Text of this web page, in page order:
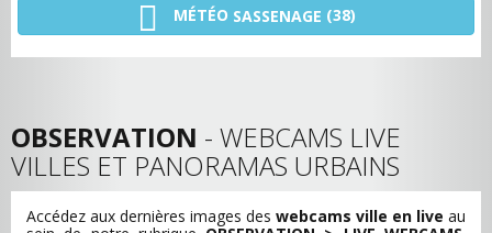
MÉTÉO SASSENAGE (38)
OBSERVATION - WEBCAMS LIVE
VILLES ET PANORAMAS URBAINS
Accédez aux dernières images des webcams ville en live au